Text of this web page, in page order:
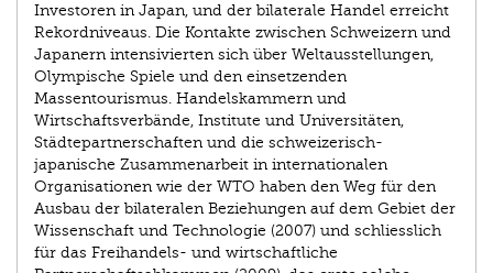
Investoren in Japan, und der bilaterale Handel erreicht
Rekordniveaus. Die Kontakte zwischen Schweizern und
Japanern intensivierten sich über Weltausstellungen,
Olympische Spiele und den einsetzenden
Massentourismus. Handelskammern und
Wirtschaftsverbände, Institute und Universitäten,
Städtepartnerschaften und die schweizerisch-
japanische Zusammenarbeit in internationalen
Organisationen wie der WTO haben den Weg für den
Ausbau der bilateralen Beziehungen auf dem Gebiet der
Wissenschaft und Technologie (2007) und schliesslich
für das Freihandels- und wirtschaftliche